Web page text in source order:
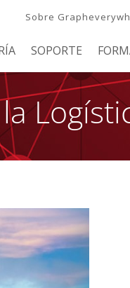
Sobre
SOPORTE